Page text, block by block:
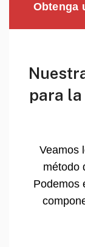
Obtenga
para
Veamos
método
Podemos